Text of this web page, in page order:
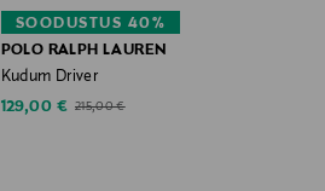
SOODUSTUS 40%
POLO RALPH LAUREN
Kudum Driver
Discounted Price
129,00 € Original Price
215,00 €